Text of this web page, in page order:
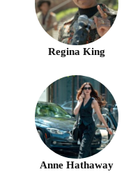
Regina King
Anne Hathaway